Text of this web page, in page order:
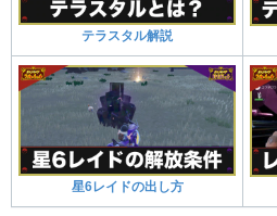
テラスタル解説
星6レイドの出し方